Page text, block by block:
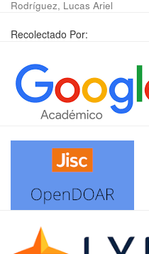
Rodríguez, Lucas Ariel
Recolectado Por: